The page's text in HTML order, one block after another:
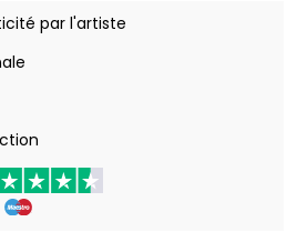
par l'artiste